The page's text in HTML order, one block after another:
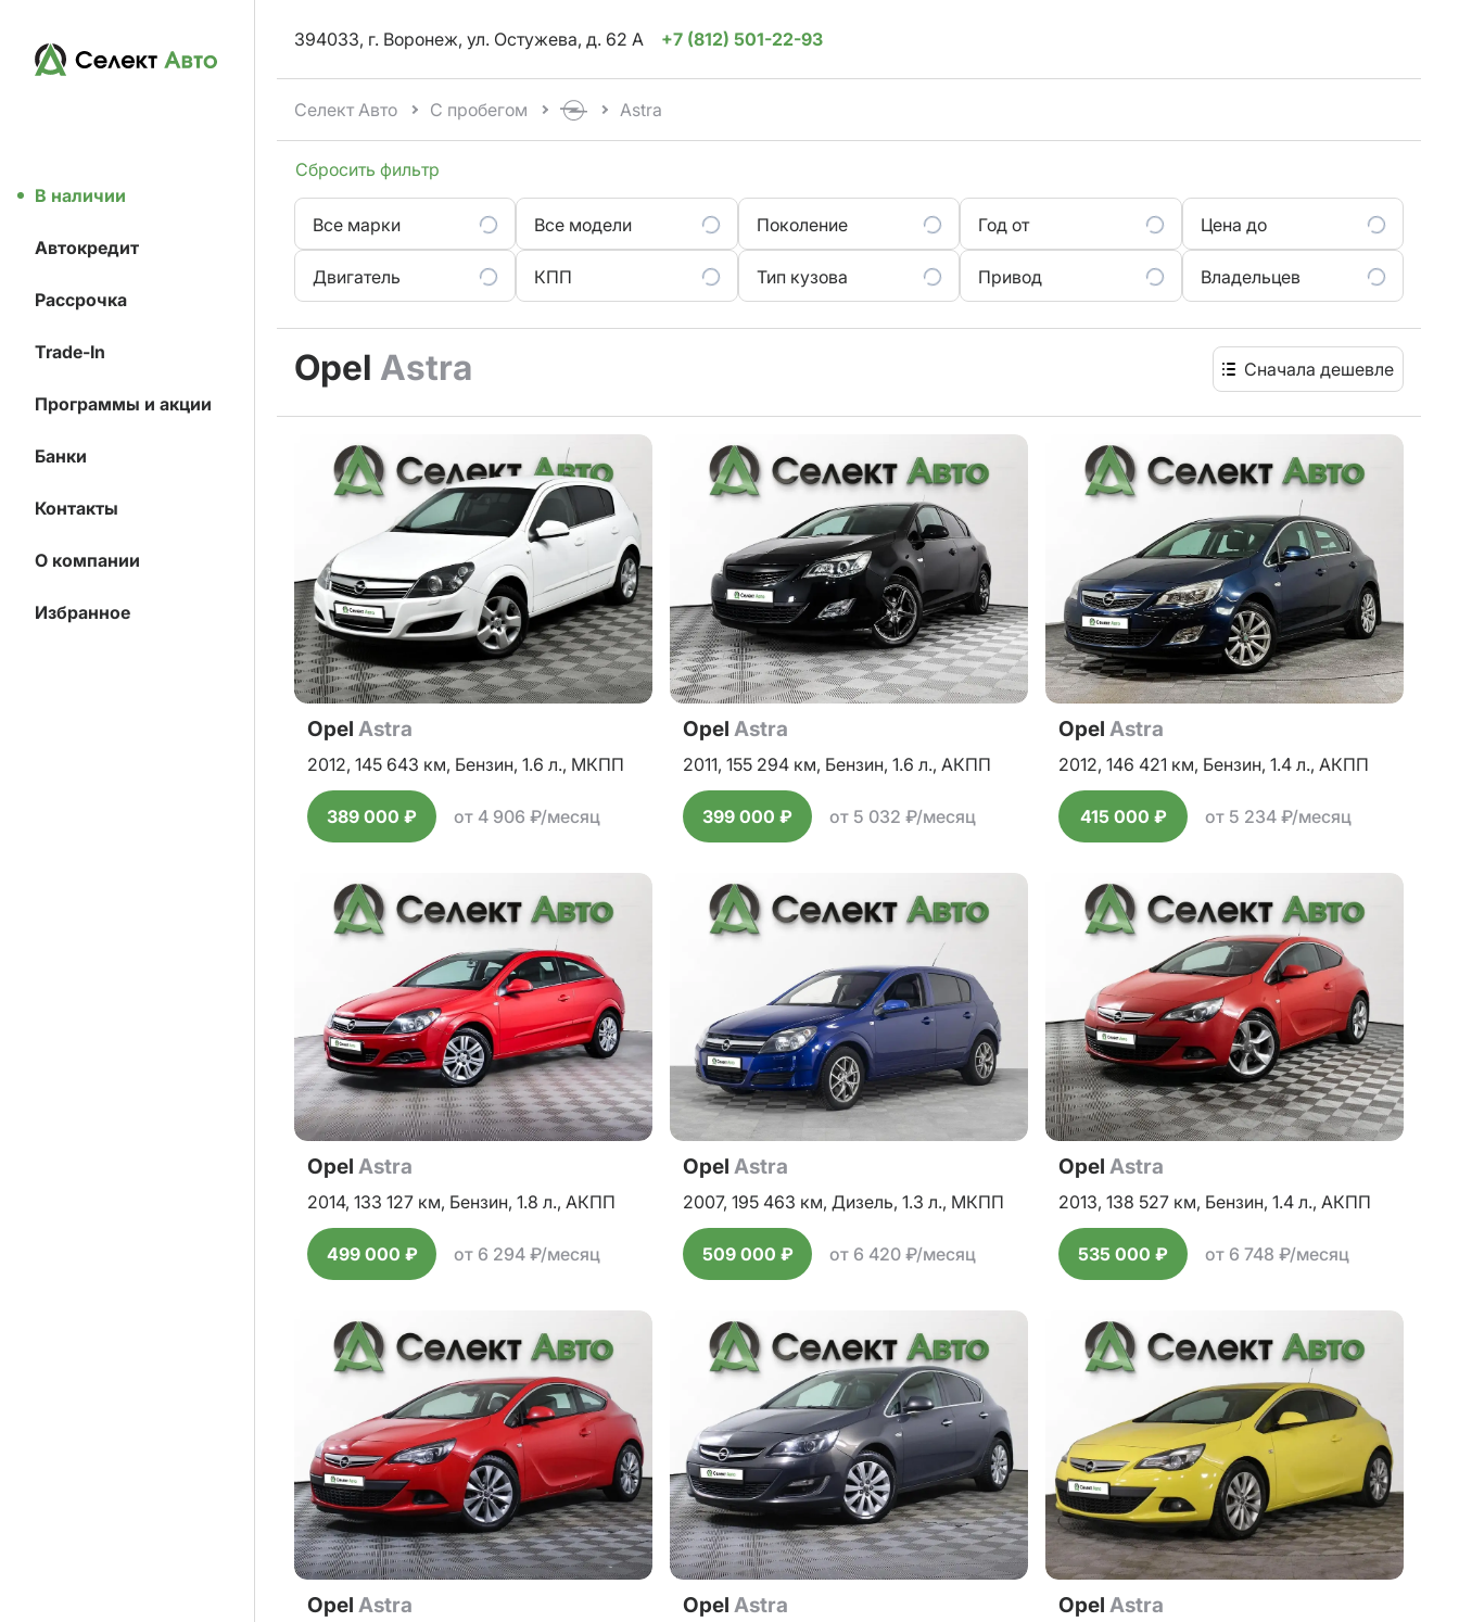
В наличии
Автокредит
Рассрочка
Trade-In
Программы и акции
Банки
Контакты
О компании
Избранное
394033, г. Воронеж, ул. Остужева, д. 62 А +7 (812) 501-22-93
Селект Авто С пробегом Astra
Сбросить фильтр
Все марки Все модели Поколение Год от Цена до
Двигатель КПП Тип кузова Привод Владельцев
Opel Astra Сначала дешевле
Opel Astra
2012, 145 643 км, Бензин, 1.6 л., МКПП
389 000 ₽ от 4 906 ₽/месяц
Opel Astra
2011, 155 294 км, Бензин, 1.6 л., АКПП
399 000 ₽ от 5 032 ₽/месяц
Opel Astra
2012, 146 421 км, Бензин, 1.4 л., АКПП
415 000 ₽ от 5 234 ₽/месяц
Opel Astra
2014, 133 127 км, Бензин, 1.8 л., АКПП
499 000 ₽ от 6 294 ₽/месяц
Opel Astra
2007, 195 463 км, Дизель, 1.3 л., МКПП
509 000 ₽ от 6 420 ₽/месяц
Opel Astra
2013, 138 527 км, Бензин, 1.4 л., АКПП
535 000 ₽ от 6 748 ₽/месяц
Opel Astra Opel Astra Opel Astra